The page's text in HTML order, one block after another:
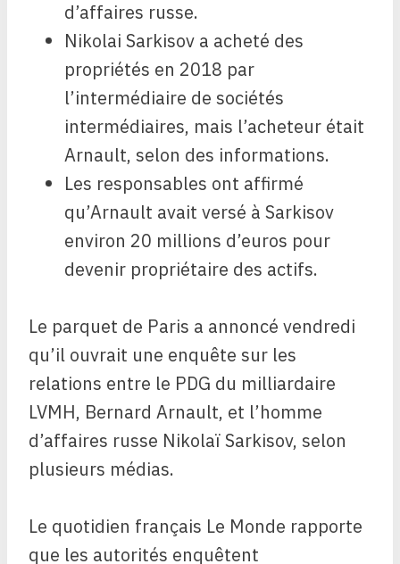
d’affaires russe.
Nikolai Sarkisov a acheté des
propriétés en 2018 par
l’intermédiaire de sociétés
intermédiaires, mais l’acheteur était
Arnault, selon des informations.
Les responsables ont affirmé
qu’Arnault avait versé à Sarkisov
environ 20 millions d’euros pour
devenir propriétaire des actifs.
Le parquet de Paris a annoncé vendredi
qu’il ouvrait une enquête sur les
relations entre le PDG du milliardaire
LVMH, Bernard Arnault, et l’homme
d’affaires russe Nikolaï Sarkisov, selon
plusieurs médias.
Le quotidien français Le Monde rapporte
que les autorités enquêtent